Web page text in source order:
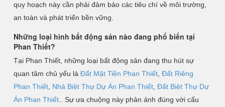
quy hoạch này cần phải đảm bảo các tiêu chí về môi trường,
an toàn và phát triển bền vững.
Những loại hình bất động sản nào đang phổ biến tại
Phan Thiết?
Tại Phan Thiết, những loại bất động sản đang thu hút sự
quan tâm chủ yếu là Đất Mặt Tiền Phan Thiết Đất Riêng
Phan Thiết Nhà Biệt Thự Dự Án Phan Thiết Đất Biệt Thự Dự
Án Phan Thiết .. Sự ưa chuộng này phản ánh đúng với cấu